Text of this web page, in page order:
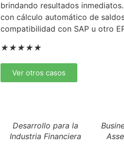
brindando resultados
con cálculo automático de
compatibilidad con SAP u otro
★★★★★
Ver otros casos
Desarrollo para la
Industria Financiera